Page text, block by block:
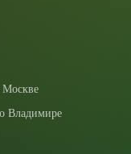
Москве
Владимире